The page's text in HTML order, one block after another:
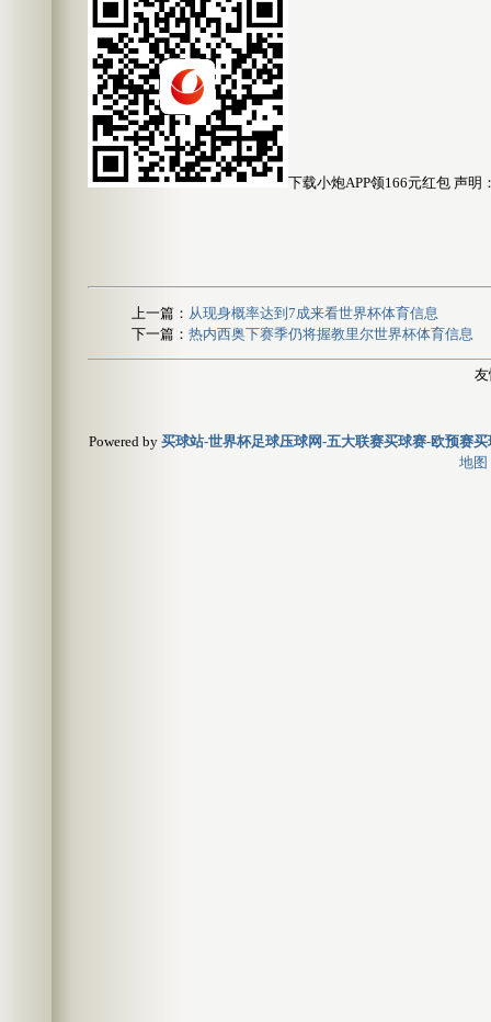
下载小炮APP领166元红包 声
上一篇： 从现身概率达到7成来看世界杯体育信息
下一篇： 热内西奥下赛季仍将握教里尔世界杯体育信息
Powered by 买球站-世界杯足球压球网-五大联赛买球赛-欧预赛
地图